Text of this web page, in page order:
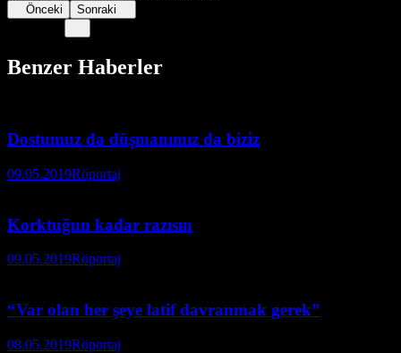
Önceki Sonraki
Benzer Haberler
Dostumuz da düşmanımız da biziz
09.05.2019Röportaj
Korktuğun kadar razısın
09.05.2019Röportaj
“Var olan her şeye latif davranmak gerek”
08.05.2019Röportaj